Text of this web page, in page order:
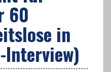
60
in
Interview)